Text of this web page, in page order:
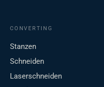
CONVERTING
Stanzen
Schneiden
Laserschneiden